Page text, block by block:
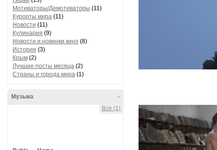
Мотиваторы/Демотиваторы (11)
Курорты мира (11)
Новости (11)
Кулинария (9)
Новости и новинки кино (8)
История (3)
Крым (2)
Лучшие посты месяца (2)
Страны и города мира (1)
-
Музыка
Все (1)